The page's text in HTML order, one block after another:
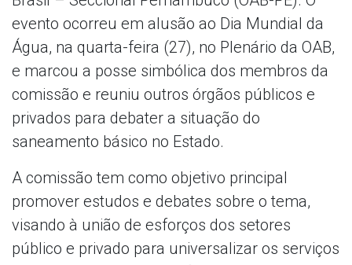
evento ocorreu em alusão ao Dia Mundial da
Água, na quarta-feira (27), no Plenário da OAB,
e marcou a posse simbólica dos membros da
comissão e reuniu outros órgãos públicos e
privados para debater a situação do
saneamento básico no Estado.
A comissão tem como objetivo principal
promover estudos e debates sobre o tema,
visando à união de esforços dos setores
público e privado para universalizar os serviços